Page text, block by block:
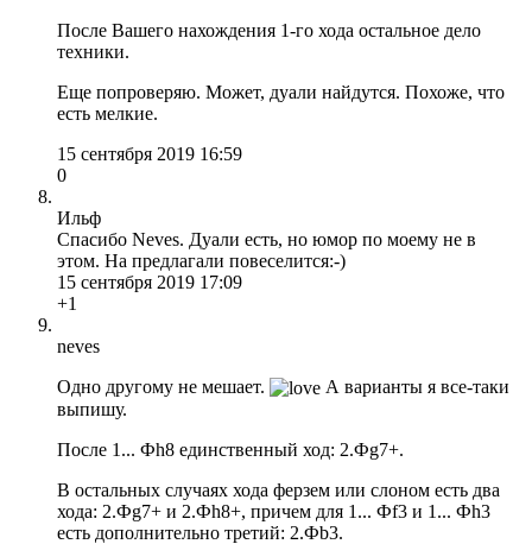
После Вашего нахождения 1-го хода остальное дело
техники.
Еще попроверяю. Может, дуали найдутся. Похоже, что
есть мелкие.
15 сентября 2019 16:59
0
Ильф
Спасибо Neves. Дуали есть, но юмор по моему не в
этом. На предлагали повеселится:-)
15 сентября 2019 17:09
+1
neves
Одно другому не мешает.
А варианты я все-таки
выпишу.
После 1... Фh8 единственный ход: 2.Фg7+.
В остальных случаях хода ферзем или слоном есть два
хода: 2.Фg7+ и 2.Фh8+, причем для 1... Фf3 и 1... Фh3
есть дополнительно третий: 2.Фb3.